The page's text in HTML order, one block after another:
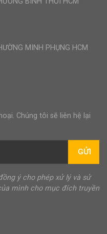
MINH PHỤNG HCM
Chúng tôi sẽ liên hệ lại
GỬI
ý cho phép xử lý và sử
mình cho mục đích truyền